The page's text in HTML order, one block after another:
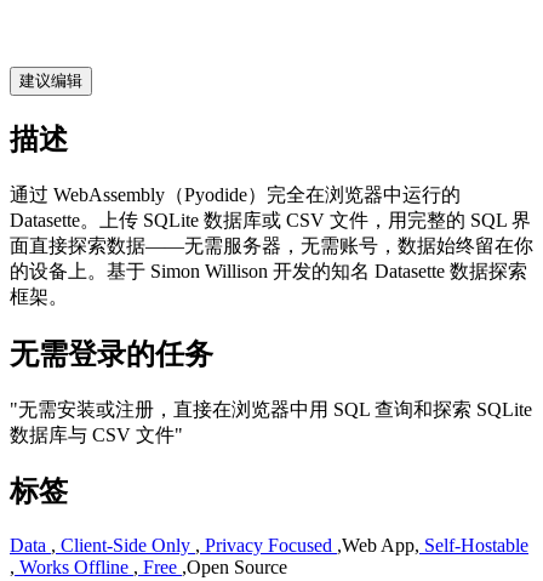
建议编辑
描述
通过 WebAssembly（Pyodide）完全在浏览器中运行的
Datasette。上传 SQLite 数据库或 CSV 文件，用完整的 SQL 界
面直接探索数据——无需服务器，无需账号，数据始终留在你
的设备上。基于 Simon Willison 开发的知名 Datasette 数据探索
框架。
无需登录的任务
"无需安装或注册，直接在浏览器中用 SQL 查询和探索 SQLite
数据库与 CSV 文件"
标签
Data , Client-Side Only , Privacy Focused ,Web App, Self-Hostable
, Works Offline , Free ,Open Source